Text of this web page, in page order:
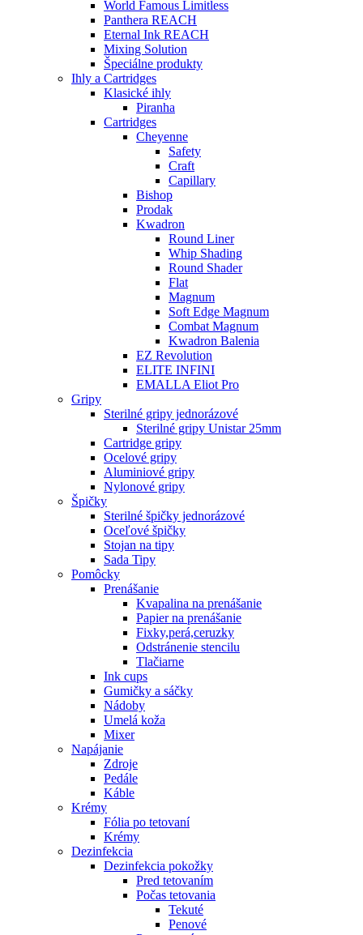
World Famous Limitless
Panthera REACH
Eternal Ink REACH
Mixing Solution
Špeciálne produkty
Ihly a Cartridges
Klasické ihly
Piranha
Cartridges
Cheyenne
Safety
Craft
Capillary
Bishop
Prodak
Kwadron
Round Liner
Whip Shading
Round Shader
Flat
Magnum
Soft Edge Magnum
Combat Magnum
Kwadron Balenia
EZ Revolution
ELITE INFINI
EMALLA Eliot Pro
Gripy
Sterilné gripy jednorázové
Sterilné gripy Unistar 25mm
Cartridge gripy
Ocelové gripy
Aluminiové gripy
Nylonové gripy
Špičky
Sterilné špičky jednorázové
Oceľové špičky
Stojan na tipy
Sada Tipy
Pomôcky
Prenášanie
Kvapalina na prenášanie
Papier na prenášanie
Fixky,perá,ceruzky
Odstránenie stencilu
Tlačiarne
Ink cups
Gumičky a sáčky
Nádoby
Umelá koža
Mixer
Napájanie
Zdroje
Pedále
Káble
Krémy
Fólia po tetovaní
Krémy
Dezinfekcia
Dezinfekcia pokožky
Pred tetovaním
Počas tetovania
Tekuté
Penové